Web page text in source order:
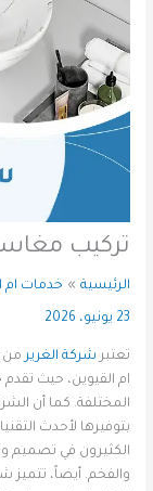
تركيب
الرئيسية خدمات ام
23 يونيو، 2026
تعتبر شركة الغريرمن
ام القيوين، حيث
المختلفة. كما أن
بتوفيرها لأحدث
الكثيرون في تصميم
والفخم. أيضاً، تتميز